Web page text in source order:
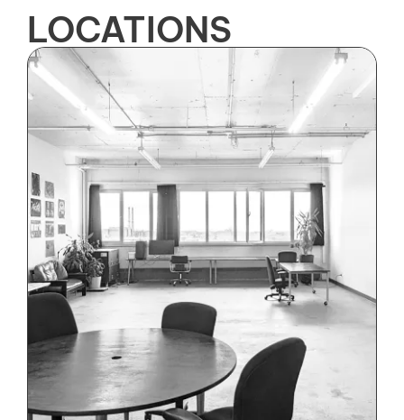
LOCATIONS